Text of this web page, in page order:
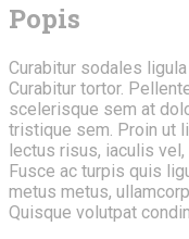
Popis
Curabitur sodales
Curabitur tortor.
scelerisque sem at
tristique sem. Proin ut
lectus risus, iaculis
Fusce ac turpis quis
metus metus,
Quisque volutpat